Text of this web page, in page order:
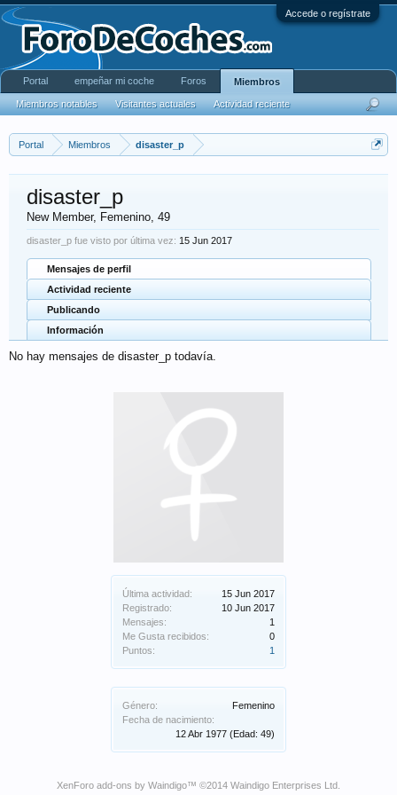
Accede o regístrate
Portal Miembros disaster_p
Última actividad:
15 Jun 2017
Registrado:
10 Jun 2017
Mensajes:
1
Me Gusta recibidos:
0
Puntos:
1
Género:
Femenino
Fecha de nacimiento:
12 Abr 1977 (Edad: 49)
disaster_p
New Member, Femenino, 49
disaster_p fue visto por última vez: 15 Jun 2017
Mensajes de perfil
Actividad reciente
Publicando
Información
No hay mensajes de disaster_p todavía.
XenForo add-ons by Waindigo™ ©2014 Waindigo Enterprises Ltd
Portal empeñar mi coche Foros Miembros
Miembros notables Visitantes actuales Actividad reciente